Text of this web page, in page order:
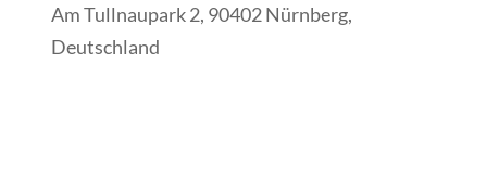
Am Tullnaupark 2, 90402 Nürnberg,
Deutschland